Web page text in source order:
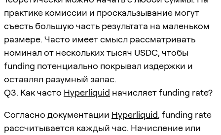
практике комиссии и проскальзывание могут
съесть большую часть результата на маленьком
размере. Часто имеет смысл рассматривать
номинал от нескольких тысяч USDC, чтобы
funding потенциально покрывал издержки и
оставлял разумный запас.
Q3. Как часто Hyperliquid начисляет funding rate?
Согласно документации Hyperliquid, funding rate
рассчитывается каждый час. Начисление или